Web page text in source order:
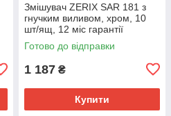
Змішувач ZERIX SAR 181 з
гнучким виливом, хром, 10
шт/ящ, 12 міс гарантії
(ZX2673)
Готово до відправки
1 187 ₴
Купити